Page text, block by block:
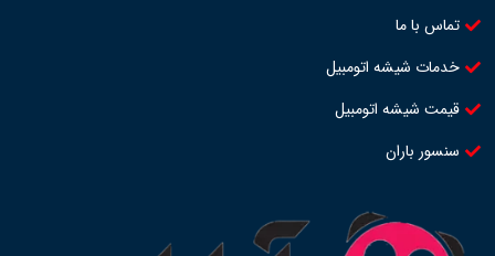
تماس با ما
خدمات شیشه اتومبیل
قیمت شیشه اتومبیل
سنسور باران